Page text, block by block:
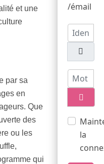
et une
par sa
en
Que
des
ou les
qui
/émail
Mot de
la